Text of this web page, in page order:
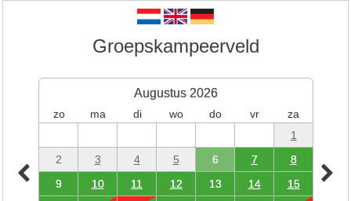
Groepskampeerveld
Augustus 2026
zo ma di wo do vr
za
1
2
3 4 5 6 7
8
9
10 11 12 13 14
15